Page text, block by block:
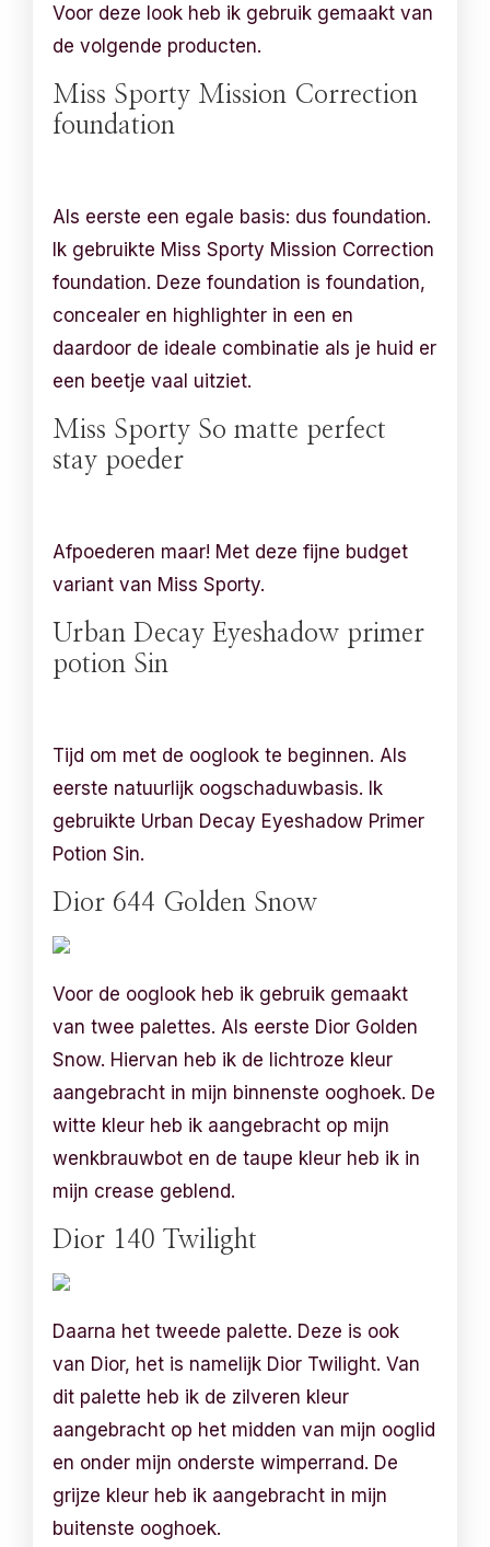
Voor deze look heb ik gebruik gemaakt van
de volgende producten.
Miss Sporty Mission Correction
foundation
Als eerste een egale basis: dus foundation.
Ik gebruikte Miss Sporty Mission Correction
foundation. Deze foundation is foundation,
concealer en highlighter in een en
daardoor de ideale combinatie als je huid er
een beetje vaal uitziet.
Miss Sporty So matte perfect
stay poeder
Afpoederen maar! Met deze fijne budget
variant van Miss Sporty.
Urban Decay Eyeshadow primer
potion Sin
Tijd om met de ooglook te beginnen. Als
eerste natuurlijk oogschaduwbasis. Ik
gebruikte Urban Decay Eyeshadow Primer
Potion Sin.
Dior 644 Golden Snow
Voor de ooglook heb ik gebruik gemaakt
van twee palettes. Als eerste Dior Golden
Snow. Hiervan heb ik de lichtroze kleur
aangebracht in mijn binnenste ooghoek. De
witte kleur heb ik aangebracht op mijn
wenkbrauwbot en de taupe kleur heb ik in
mijn crease geblend.
Dior 140 Twilight
Daarna het tweede palette. Deze is ook
van Dior, het is namelijk Dior Twilight. Van
dit palette heb ik de zilveren kleur
aangebracht op het midden van mijn ooglid
en onder mijn onderste wimperrand. De
grijze kleur heb ik aangebracht in mijn
buitenste ooghoek.